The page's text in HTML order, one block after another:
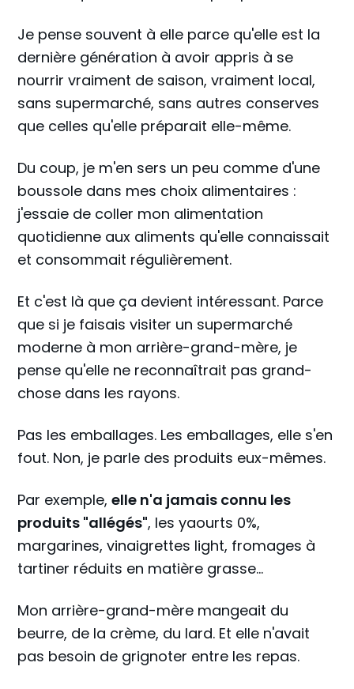
Je pense souvent à elle parce qu'elle est la
dernière génération à avoir appris à se
nourrir vraiment de saison, vraiment local,
sans supermarché, sans autres conserves
que celles qu'elle préparait elle-même.
Du coup, je m'en sers un peu comme d'une
boussole dans mes choix alimentaires :
j'essaie de coller mon alimentation
quotidienne aux aliments qu'elle connaissait
et consommait régulièrement.
Et c'est là que ça devient intéressant. Parce
que si je faisais visiter un supermarché
moderne à mon arrière-grand-mère, je
pense qu'elle ne reconnaîtrait pas grand-
chose dans les rayons.
Pas les emballages. Les emballages, elle s'en
fout. Non, je parle des produits eux-mêmes.
Par exemple,elle n'a jamais connu les
produits "allégés", les yaourts 0%,
margarines, vinaigrettes light, fromages à
tartiner réduits en matière grasse...
Mon arrière-grand-mère mangeait du
beurre, de la crème, du lard. Et elle n'avait
pas besoin de grignoter entre les repas.